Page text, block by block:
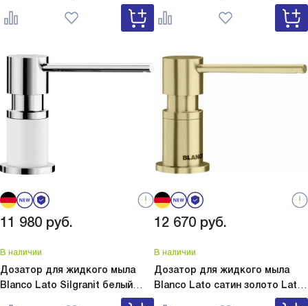
Lato черный матовый 525789
11 980 руб.
В наличии
Дозатор для жидкого мыла
Blanco Lato Silgranit белый
Lato Silgranit белый 525814
12 670 руб.
В наличии
Дозатор для жидкого мыла
Blanco Lato сатин золото Lato